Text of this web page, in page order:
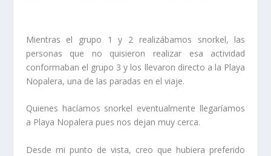
Mientras el grupo 1 y 2 realizábamos snorkel, las
personas que no quisieron realizar esa actividad
conformaban el grupo 3 y los llevaron directo a la Playa
Nopalera, una de las paradas en el viaje.
Quienes hacíamos snorkel eventualmente llegaríamos
a Playa Nopalera pues nos dejan muy cerca.
Desde mi punto de vista, creo que hubiera preferido